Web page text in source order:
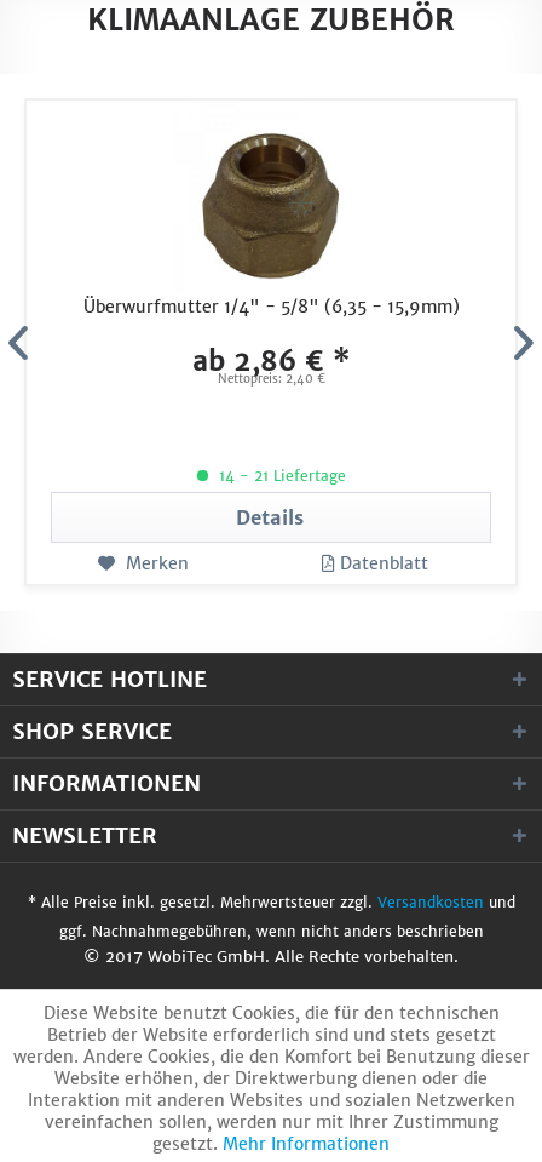
KLIMAANLAGE ZUBEHÖR
Überwurfmutter 1/4" - 5/8" (6,35 - 15,9mm)
ab 2,86 € *
Nettopreis: 2,40 €
14 - 21 Liefertage
Details
Merken Datenblatt
SERVICE HOTLINE
SHOP SERVICE
INFORMATIONEN
NEWSLETTER
* Alle Preise inkl. gesetzl. Mehrwertsteuer zzgl. Versandkosten und
ggf. Nachnahmegebühren, wenn nicht anders beschrieben
© 2017 WobiTec GmbH. Alle Rechte vorbehalten.
Diese Website benutzt Cookies, die für den technischen
Betrieb der Website erforderlich sind und stets gesetzt
werden. Andere Cookies, die den Komfort bei Benutzung dieser
Website erhöhen, der Direktwerbung dienen oder die
Interaktion mit anderen Websites und sozialen Netzwerken
vereinfachen sollen, werden nur mit Ihrer Zustimmung
gesetzt. Mehr Informationen